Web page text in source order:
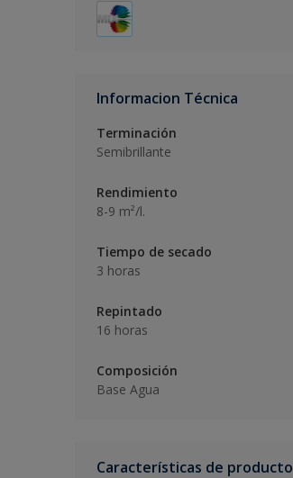
Informacion Técnica
Terminación
Semibrillante
Rendimiento
8-9 m²/l.
Tiempo de secado
3 horas
Repintado
16 horas
Composición
Base Agua
Características de producto